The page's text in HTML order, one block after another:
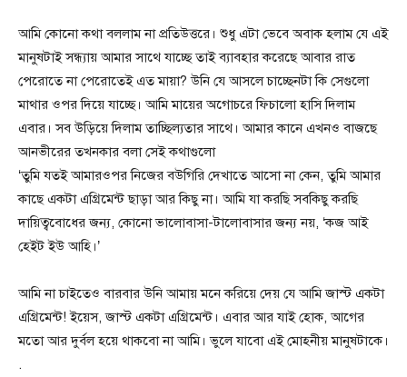
আমি কোনো কথা বললাম না প্রতিউত্তরে। শুধু এটা ভেবে অবাক হলাম যে এই
মানুষটাই সন্ধ্যায় আমার সাথে যাচ্ছে তাই ব্যাবহার করেছে আবার রাত
পেরোতে না পেরোতেই এত মায়া? উনি যে আসলে চাচ্ছেনটা কি সেগুলো
মাথার ওপর দিয়ে যাচ্ছে। আমি মায়ের অগোচরে ফিচালো হাসি দিলাম
এবার। সব উড়িয়ে দিলাম তাচ্ছিল্যতার সাথে। আমার কানে এখনও বাজছে
আনভীরের তখনকার বলা সেই কথাগুলো
‘তুমি যতই আমারওপর নিজের বউগিরি দেখাতে আসো না কেন, তুমি আমার
কাছে একটা এগ্রিমেন্ট ছাড়া আর কিছু না। আমি যা করছি সবকিছু করছি
দায়িত্ববোধের জন্য, কোনো ভালোবাসা-টালোবাসার জন্য নয়, ‘কজ আই
হেইট ইউ আহি।’
আমি না চাইতেও বারবার উনি আমায় মনে করিয়ে দেয় যে আমি জাস্ট একটা
এগ্রিমেন্ট! ইয়েস, জাস্ট একটা এগ্রিমেন্ট। এবার আর যাই হোক, আগের
মতো আর দুর্বল হয়ে থাকবো না আমি। ভুলে যাবো এই মোহনীয় মানুষটাকে।
.